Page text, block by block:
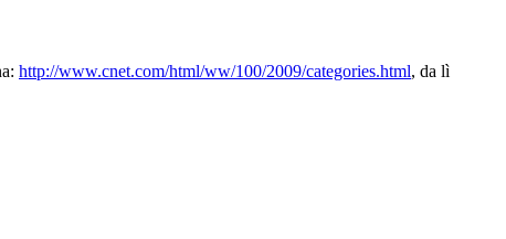
http://www.cnet.com/html/ww/100/2009/categories.html, da lì